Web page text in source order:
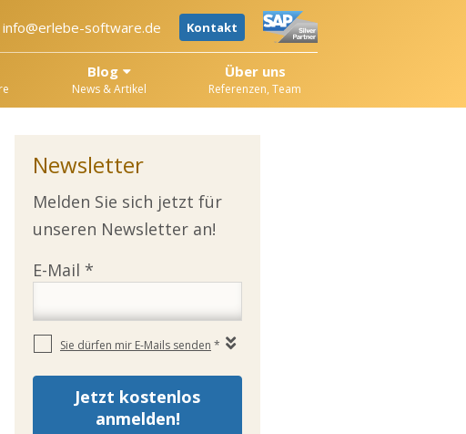
info@erlebe-software.de Kontakt
Blog
News & Artikel
Über uns
Referenzen, Team
Newsletter
Melden Sie sich jetzt für
unseren Newsletter an!